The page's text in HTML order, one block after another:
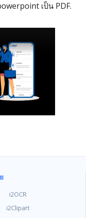
เป็น PDF.
i2OCR
i2Clipart